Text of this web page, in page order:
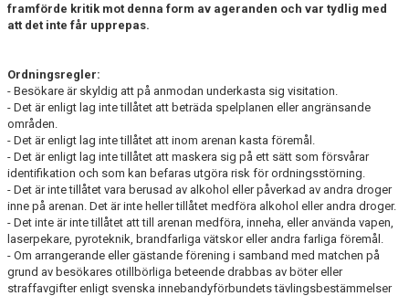
framförde kritik mot denna form av ageranden och var tydlig med
att det inte får upprepas.
Ordningsregler:
- Besökare är skyldig att på anmodan underkasta sig visitation.
- Det är enligt lag inte tillåtet att beträda spelplanen eller angränsande
områden.
- Det är enligt lag inte tillåtet att inom arenan kasta föremål.
- Det är enligt lag inte tillåtet att maskera sig på ett sätt som försvårar
identifikation och som kan befaras utgöra risk för ordningsstörning.
- Det är inte tillåtet vara berusad av alkohol eller påverkad av andra droger
inne på arenan. Det är inte heller tillåtet medföra alkohol eller andra droger.
- Det inte är inte tillåtet att till arenan medföra, inneha, eller använda vapen,
laserpekare, pyroteknik, brandfarliga vätskor eller andra farliga föremål.
- Om arrangerande eller gästande förening i samband med matchen på
grund av besökares otillbörliga beteende drabbas av böter eller
straffavgifter enligt svenska innebandyförbundets tävlingsbestämmelser